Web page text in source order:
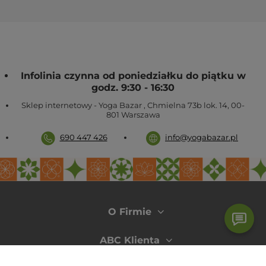
Infolinia czynna od poniedziałku do piątku w
godz. 9:30 - 16:30
Sklep internetowy - Yoga Bazar , Chmielna 73b lok. 14, 00-
801 Warszawa
690 447 426 info@yogabazar.pl
O Firmie
ABC Klienta